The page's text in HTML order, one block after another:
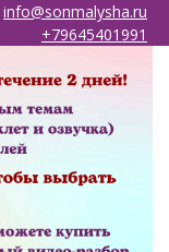
info@sonmalysha.ru
+79645401991